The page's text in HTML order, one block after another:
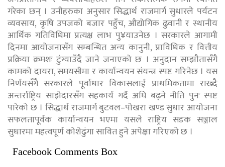
गरेका छन् । उनीहरुका अनुसार सिद्धार्थ राजमार्ग सुधारले पर्यटन
व्यवसाय, कृषि उपजको बजार पहुँच, औद्योगिक ढुवानी र स्थानीय
आर्थिक गतिविधिमा प्रत्यक्ष लाभ पु¥याउनेछ । सरकारले आगामी
दिनमा आयोजनासँग सम्बन्धित अन्य कानुनी, प्राविधिक र वित्तीय
प्रक्रिया क्रमशः टुंग्याउँदै जाने जनाएको छ । अनुदान सम्झौतासँगै
कामको दायरा, समयसीमा र कार्यान्वयन संयन्त्र स्पष्ट गरिनेछ । यस
निर्णयसँगै सरकारले पूर्वाधार विकासलाई प्राथमिकतामा राख्दै
अन्तर्राष्ट्रिय साझेदारसँग सहकार्य गर्दै अघि बढ्ने नीति पुनः स्पष्ट
पारेको छ । सिद्धार्थ राजमार्ग बुटवल–पोखरा खण्ड सुधार आयोजना
सफलतापूर्वक कार्यान्वयन भएमा यसले राष्ट्रिय सडक सञ्जाल
सुधारमा महत्वपूर्ण कोशेढुंगा सावित हुने अपेक्षा गरिएको छ ।
Facebook Comments Box